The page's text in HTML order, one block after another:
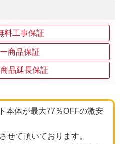
料工事保証
商品保証
品延長保証
本体が最大77％OFFの激安
せて頂いております。